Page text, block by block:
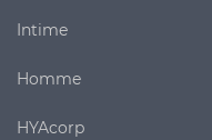
Intime
Homme
HYAcorp